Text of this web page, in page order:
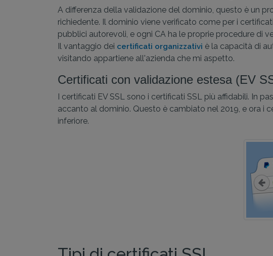
A differenza della validazione del dominio, questo è un
richiedente. Il dominio viene verificato come per i
pubblici autorevoli, e ogni CA ha le proprie procedure di
Il vantaggio dei certificati organizzativi è la capacità di
visitando appartiene all'azienda che mi aspetto.
Certificati con validazione estesa (EV
I certificati EV SSL sono i certificati SSL più affidabili. In
accanto al dominio. Questo è cambiato nel 2019, e ora i
inferiore.